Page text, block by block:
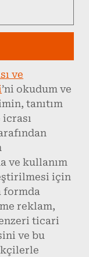
ve
’ni okudum ve
tanıtım
ve kullanım
için
formda
reklam,
ticari
ve bu